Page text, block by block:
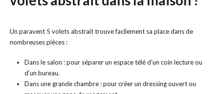
Un paravent 5 volets abstrait trouve facilement sa place dans de
nombreuses pièces :
Dans le salon : pour séparer un espace télé d’un coin lecture ou
d’un bureau.
Dans une grande chambre : pour créer un dressing ouvert ou